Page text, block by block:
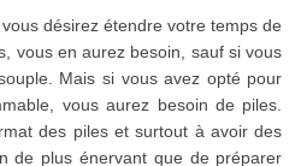
désirez étendre votre temps de
vous en aurez besoin, sauf si vous
Mais si vous avez opté pour
vous aurez besoin de piles.
des piles et surtout à avoir des
de plus énervant que de préparer